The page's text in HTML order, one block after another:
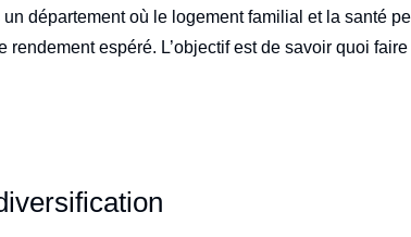
département où le logement familial et la santé
rendement espéré. L’objectif est de savoir quoi